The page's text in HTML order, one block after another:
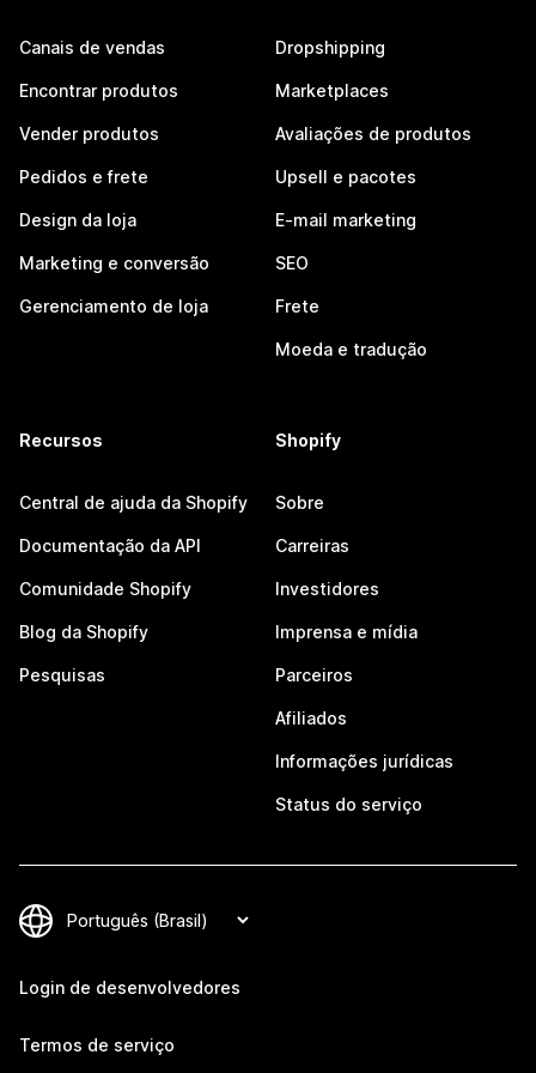
Canais de vendas
Encontrar produtos
Vender produtos
Pedidos e frete
Design da loja
Marketing e conversão
Gerenciamento de loja
Dropshipping
Marketplaces
Avaliações de produtos
Upsell e pacotes
E-mail marketing
SEO
Frete
Moeda e tradução
Recursos
Central de ajuda da Shopify
Documentação da API
Comunidade Shopify
Blog da Shopify
Pesquisas
Shopify
Sobre
Carreiras
Investidores
Imprensa e mídia
Parceiros
Afiliados
Informações jurídicas
Status do serviço
Login de desenvolvedores
Termos de serviço